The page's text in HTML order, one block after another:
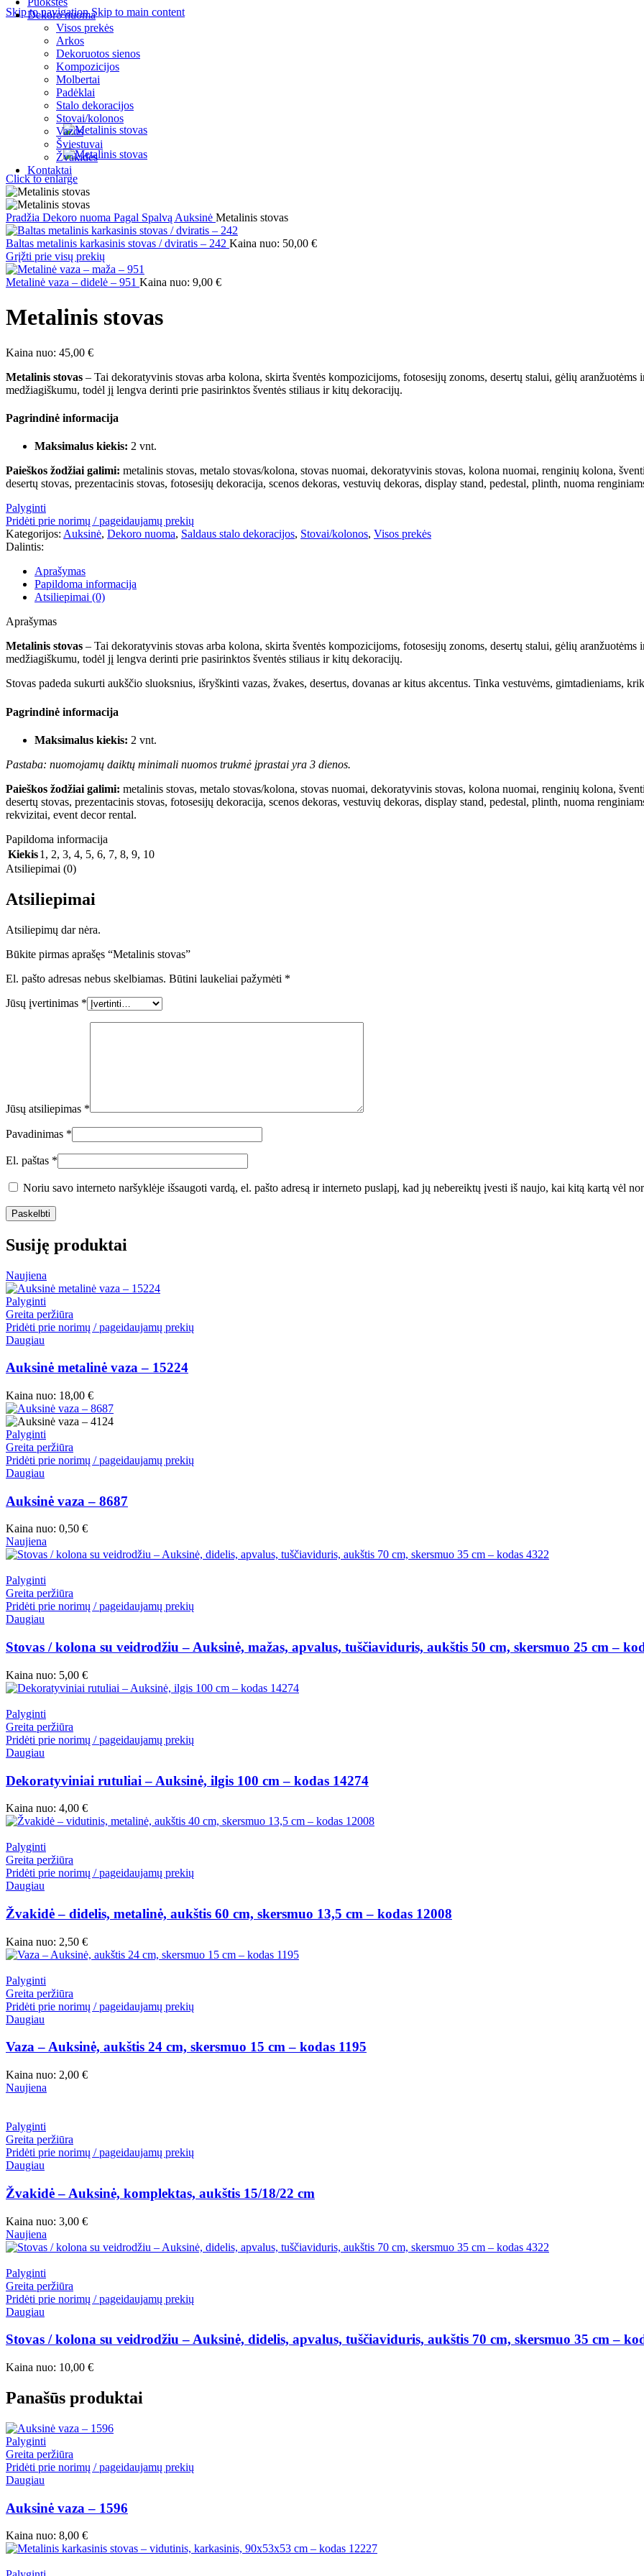
Skip to navigationSkip to main content
Dekoro nuoma
Visos prekės
Arkos
Dekoruotos sienos
Kompozicijos
Molbertai
Padėklai
Stalo dekoracijos
Stovai/kolonos
Vazos
Šviestuvai
Žvakidės
Kontaktai
Click to enlarge
Pradžia Dekoro nuoma Pagal Spalvą Auksinė Metalinis stovas
Baltas metalinis karkasinis stovas / dviratis – 242 Kaina nuo: 50,00 €
Grįžti prie visų prekių
Metalinė vaza – didelė – 951 Kaina nuo: 9,00 €
Metalinis stovas
Kaina nuo: 45,00 €
Metalinis stovas – Tai dekoratyvinis stovas arba kolona, skirta šventės kompozicijoms, fotosesijų zonoms, desertų stalui, gėlių
medžiagiškumu, todėl jį lengva derinti prie pasirinktos šventės stiliaus ir kitų dekoracijų.
Pagrindinė informacija
Maksimalus kiekis: 2 vnt.
Paieškos žodžiai galimi: metalinis stovas, metalo stovas/kolona, stovas nuomai, dekoratyvinis stovas, kolona nuomai, renginių kolona,
desertų stovas, prezentacinis stovas, fotosesijų dekoracija, scenos dekoras, vestuvių dekoras, display stand, pedestal, plinth, nuoma
Palyginti
Pridėti prie norimų / pageidaujamų prekių
Kategorijos: Auksinė, Dekoro nuoma, Saldaus stalo dekoracijos, Stovai/kolonos, Visos prekės
Dalintis:
Aprašymas
Papildoma informacija
Atsiliepimai (0)
Aprašymas
Metalinis stovas – Tai dekoratyvinis stovas arba kolona, skirta šventės kompozicijoms, fotosesijų zonoms, desertų stalui, gėlių
medžiagiškumu, todėl jį lengva derinti prie pasirinktos šventės stiliaus ir kitų dekoracijų.
Stovas padeda sukurti aukščio sluoksnius, išryškinti vazas, žvakes, desertus, dovanas ar kitus akcentus. Tinka vestuvėms, gimtadieniams,
Pagrindinė informacija
Maksimalus kiekis: 2 vnt.
Pastaba: nuomojamų daiktų minimali nuomos trukmė įprastai yra 3 dienos.
Paieškos žodžiai galimi: metalinis stovas, metalo stovas/kolona, stovas nuomai, dekoratyvinis stovas, kolona nuomai, renginių kolona,
desertų stovas, prezentacinis stovas, fotosesijų dekoracija, scenos dekoras, vestuvių dekoras, display stand, pedestal, plinth, nuoma
rekvizitai, event decor rental.
Papildoma informacija
Kiekis1 , 2, 3, 4, 5, 6, 7, 8, 9, 10
Atsiliepimai (0)
Atsiliepimai
Atsiliepimų dar nėra.
Būkite pirmas aprašęs “Metalinis stovas”
El. pašto adresas nebus skelbiamas. Būtini laukeliai pažymėti *
Jūsų įvertinimas *
Jūsų atsiliepimas *
Pavadinimas *
El. paštas *
Noriu savo interneto naršyklėje išsaugoti vardą, el. pašto adresą ir interneto puslapį, kad jų nebereiktų įvesti iš naujo, kai kitą kartą vėl
Susiję produktai
Naujiena
Palyginti
Greita peržiūra
Pridėti prie norimų / pageidaujamų prekių
Daugiau
Auksinė metalinė vaza – 15224
Kaina nuo: 18,00 €
Palyginti
Greita peržiūra
Pridėti prie norimų / pageidaujamų prekių
Daugiau
Auksinė vaza – 8687
Kaina nuo: 0,50 €
Naujiena
Palyginti
Greita peržiūra
Pridėti prie norimų / pageidaujamų prekių
Daugiau
Stovas / kolona su veidrodžiu – Auksinė, mažas, apvalus, tuščiaviduris, aukštis 50 cm, skersmuo 25 cm –
Kaina nuo: 5,00 €
Palyginti
Greita peržiūra
Pridėti prie norimų / pageidaujamų prekių
Daugiau
Dekoratyviniai rutuliai – Auksinė, ilgis 100 cm – kodas 14274
Kaina nuo: 4,00 €
Palyginti
Greita peržiūra
Pridėti prie norimų / pageidaujamų prekių
Daugiau
Žvakidė – didelis, metalinė, aukštis 60 cm, skersmuo 13,5 cm – kodas 12008
Kaina nuo: 2,50 €
Palyginti
Greita peržiūra
Pridėti prie norimų / pageidaujamų prekių
Daugiau
Vaza – Auksinė, aukštis 24 cm, skersmuo 15 cm – kodas 1195
Kaina nuo: 2,00 €
Naujiena
Palyginti
Greita peržiūra
Pridėti prie norimų / pageidaujamų prekių
Daugiau
Žvakidė – Auksinė, komplektas, aukštis 15/18/22 cm
Kaina nuo: 3,00 €
Naujiena
Palyginti
Greita peržiūra
Pridėti prie norimų / pageidaujamų prekių
Daugiau
Stovas / kolona su veidrodžiu – Auksinė, didelis, apvalus, tuščiaviduris, aukštis 70 cm, skersmuo 35 cm –
Kaina nuo: 10,00 €
Panašūs produktai
Palyginti
Greita peržiūra
Pridėti prie norimų / pageidaujamų prekių
Daugiau
Auksinė vaza – 1596
Kaina nuo: 8,00 €